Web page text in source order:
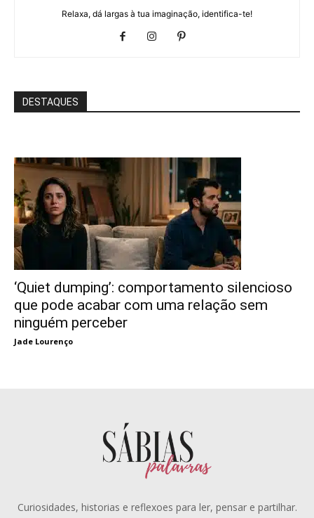
Relaxa, dá largas à tua imaginação, identifica-te!
DESTAQUES
‘Quiet dumping’: comportamento silencioso
que pode acabar com uma relação sem
ninguém perceber
Jade Lourenço
Curiosidades, historias e reflexoes para ler, pensar e partilhar.